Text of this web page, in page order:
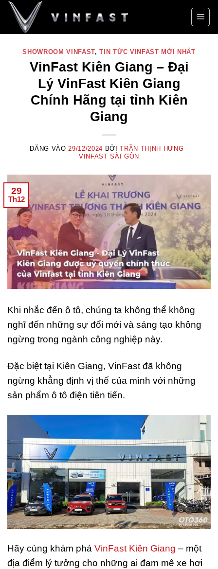
Bỏ
nội
SHOWROOM VINFAST,TIN TỨC VINFAST MỚI NHẤT
VinFast Kiên Giang – Đại
Lý VinFast Kiên Giang
Chính Hãng tại tỉnh Kiên
Giang
ĐĂNG VÀO29/12/2024 BỞITRẦN THỊNH HƯNG -
VINFAST SÀI GÒN
29
Th12
Khi nhắc đến ô tô, chúng ta không thể không
nghĩ đến những sự đổi mới và sáng tạo không
ngừng trong ngành công nghiệp này.
Đặc biệt tại Kiên Giang, VinFast đã không
ngừng khẳng định vị thế của mình với những
sản phẩm ô tô điện tiên tiến.
Hãy cùng khám phá VinFast Kiên Giang – một
địa điểm lý tưởng cho những ai đam mê xe hơi